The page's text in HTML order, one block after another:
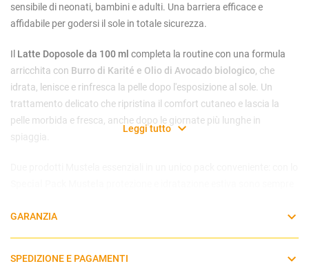
sensibile di neonati, bambini e adulti. Una barriera efficace e
affidabile per godersi il sole in totale sicurezza.
Il Latte Doposole da 100 ml completa la routine con una formula
arricchita con Burro di Karité e Olio di Avocado biologico, che
idrata, lenisce e rinfresca la pelle dopo l'esposizione al sole. Un
trattamento delicato che ripristina il comfort cutaneo e lascia la
pelle morbida e fresca, anche dopo le giornate più lunghe in
spiaggia.
Leggi tutto
GARANZIA
SPEDIZIONE E PAGAMENTI